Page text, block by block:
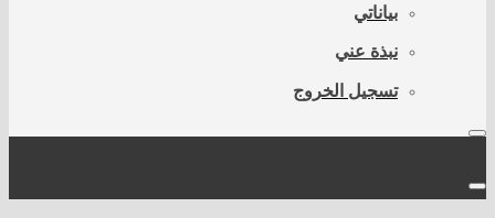
بياناتي
نبذة عني
تسجيل الخروج